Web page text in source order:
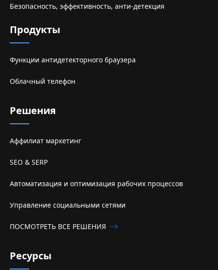
Безопасность, эффективность, анти-детекция
Продукты
Функции антидетекторного браузера
Облачный телефон
Решения
Аффилиат маркетинг
SEO & SERP
Автоматизация и оптимизация рабочих процессов
Управление социальными сетями
ПОСМОТРЕТЬ ВСЕ РЕШЕНИЯ
Ресурсы